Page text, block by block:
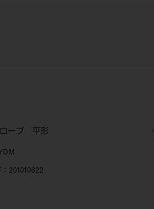
ローブ 平形
：201010622